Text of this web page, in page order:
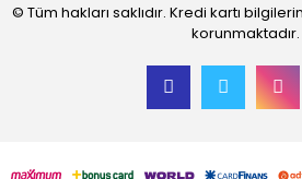
© Tüm hakları saklıdır. Kredi kartı
korunmaktadır.